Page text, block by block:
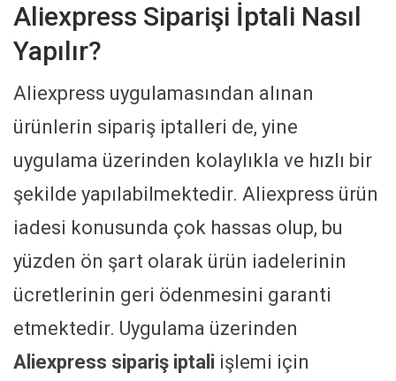
Aliexpress Siparişi İptali Nasıl
Yapılır?
Aliexpress uygulamasından alınan
ürünlerin sipariş iptalleri de, yine
uygulama üzerinden kolaylıkla ve hızlı bir
şekilde yapılabilmektedir. Aliexpress ürün
iadesi konusunda çok hassas olup, bu
yüzden ön şart olarak ürün iadelerinin
ücretlerinin geri ödenmesini garanti
etmektedir. Uygulama üzerinden
Aliexpress sipariş iptali işlemi için